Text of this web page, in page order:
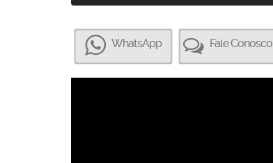
WhatsApp Fale Conosco